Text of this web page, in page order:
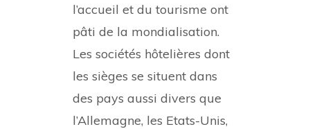
l’accueil et du tourisme ont
pâti de la mondialisation.
Les sociétés hôtelières dont
les sièges se situent dans
des pays aussi divers que
l’Allemagne, les Etats-Unis,